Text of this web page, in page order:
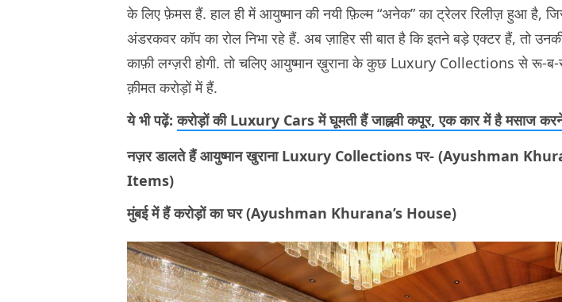
के लिए फ़ेमस हैं. हाल ही में आयुष्मान की नयी फ़िल्म “अनेक” का ट्रेलर रिलीज़ हुआ है,
अंडरकवर कॉप का रोल निभा रहे हैं. अब ज़ाहिर सी बात है कि इतने बड़े एक्टर हैं, तो
काफ़ी लग्ज़री होगी. तो चलिए आयुष्मान ख़ुराना के कुछ Luxury Collections से रू-ब-
क़ीमत करोड़ों में हैं.
ये भी पढ़ें:करोड़ों की Luxury Cars में घूमती हैं जाह्नवी कपूर, एक कार में है मसाज
नज़र डालते हैं आयुष्मान खुराना Luxury Collections पर- (Ayushman
Items)
मुंबई में हैं करोड़ों का घर (Ayushman Khurana’s House)